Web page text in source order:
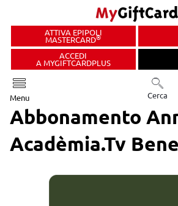
ATTIVA EPIPOLI
MASTERCARD®
ACCEDI
A MYGIFTCARDPLUS
Menu Cerca
Abbonamento
Acadèmia.tv